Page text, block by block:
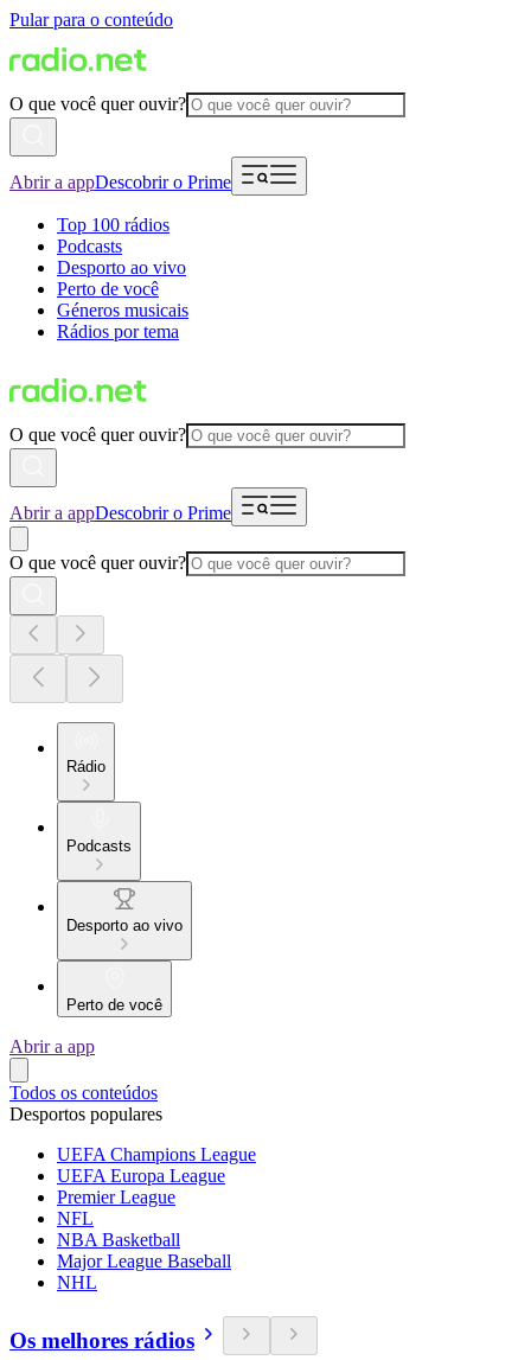
Pular para o conteúdo
O que você quer ouvir?
Abrir a appDescobrir o Prime
Top 100 rádios
Podcasts
Desporto ao vivo
Perto de você
Géneros musicais
Rádios por tema
O que você quer ouvir?
Abrir a appDescobrir o Prime
O que você quer ouvir?
Rádio
Podcasts
Desporto ao vivo
Perto de você
Abrir a app
Todos os conteúdos
Desportos populares
UEFA Champions League
UEFA Europa League
Premier League
NFL
NBA Basketball
Major League Baseball
NHL
Os melhores rádios